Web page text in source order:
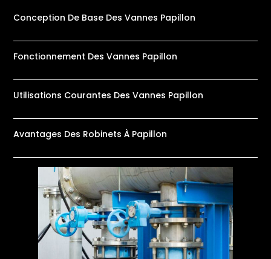
Conception De Base Des Vannes Papillon
Fonctionnement Des Vannes Papillon
Utilisations Courantes Des Vannes Papillon
Avantages Des Robinets À Papillon